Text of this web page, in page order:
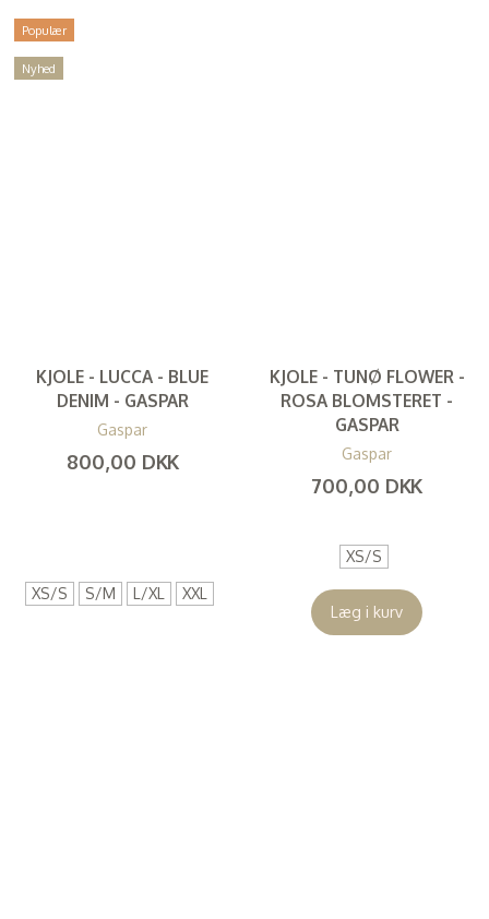
Populær
Nyhed
KJOLE - LUCCA - BLUE
DENIM - GASPAR
Gaspar
800,00 DKK
XS/S S/M L/XL XXL
KJOLE - TUNØ FLOWER -
ROSA BLOMSTERET -
GASPAR
Gaspar
700,00 DKK
XS/S
Læg i kurv